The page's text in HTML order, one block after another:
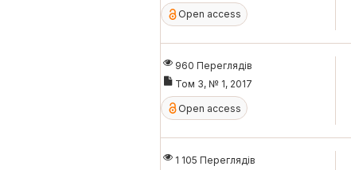
Open access
960 Переглядів
Том 3, № 1, 2017
Open access
1 105 Переглядів